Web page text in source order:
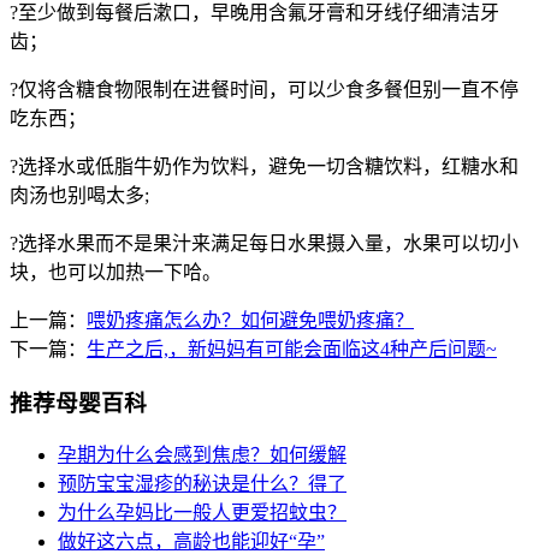
?至少做到每餐后漱口，早晚用含氟牙膏和牙线仔细清洁牙
齿；
?仅将含糖食物限制在进餐时间，可以少食多餐但别一直不停
吃东西；
?选择水或低脂牛奶作为饮料，避免一切含糖饮料，红糖水和
肉汤也别喝太多;
?选择水果而不是果汁来满足每日水果摄入量，水果可以切小
块，也可以加热一下哈。
上一篇： 喂奶疼痛怎么办？如何避免喂奶疼痛？
下一篇： 生产之后,，新妈妈有可能会面临这4种产后问题~
推荐母婴百科
孕期为什么会感到焦虑？如何缓解
预防宝宝湿疹的秘诀是什么？得了
为什么孕妈比一般人更爱招蚊虫？
做好这六点，高龄也能迎好“孕”